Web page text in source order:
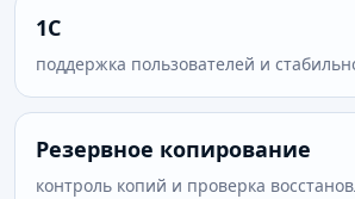
1С
поддержка пользователей и
Резервное копирование
контроль копий и проверка